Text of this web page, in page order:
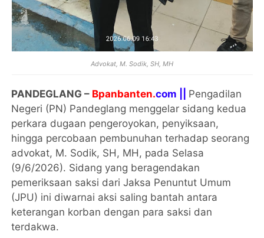
Advokat, M. Sodik, SH, MH
PANDEGLANG – Bpanbanten.com ||
Pengadilan
Negeri (PN) Pandeglang menggelar sidang kedua
perkara dugaan pengeroyokan, penyiksaan,
hingga percobaan pembunuhan terhadap seorang
advokat, M. Sodik, SH, MH, pada Selasa
(9/6/2026). Sidang yang beragendakan
pemeriksaan saksi dari Jaksa Penuntut Umum
(JPU) ini diwarnai aksi saling bantah antara
keterangan korban dengan para saksi dan
terdakwa.